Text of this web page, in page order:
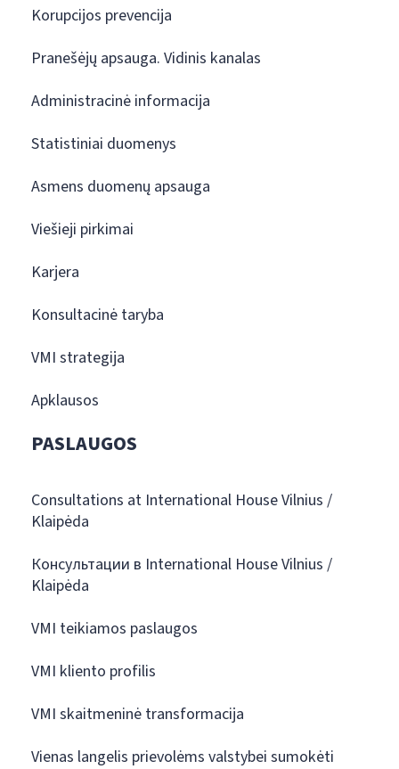
Korupcijos prevencija
Pranešėjų apsauga. Vidinis kanalas
Administracinė informacija
Statistiniai duomenys
Asmens duomenų apsauga
Viešieji pirkimai
Karjera
Konsultacinė taryba
VMI strategija
Apklausos
PASLAUGOS
Consultations at International House Vilnius /
Klaipėda
Консультации в International House Vilnius /
Klaipėda
VMI teikiamos paslaugos
VMI kliento profilis
VMI skaitmeninė transformacija
Vienas langelis prievolėms valstybei sumokėti